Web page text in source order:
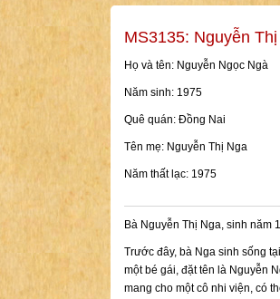
MS3135: Nguyễn
Họ và tên: Nguyễn Ngọc Ngà
Năm sinh: 1975
Quê quán: Đồng Nai
Tên mẹ: Nguyễn Thị Nga
Năm thất lạc: 1975
Bà Nguyễn Thị Nga, sinh năm
Trước đây, bà Nga sinh sống
một bé gái, đặt tên là Nguyễn
mang cho một cô nhi viện, có